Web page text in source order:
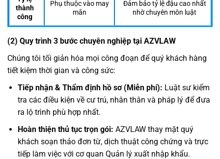
thành
công
Phụ thuộc vào may
mắn
Đảm bảo tỷ lệ đậu cao nhất
nhờ chuyên môn luật
(2) Quy trình 3 bước chuyên nghiệp tại AZVLAW
Chúng tôi tối giản hóa mọi công đoạn để quý khách hàng
tiết kiệm thời gian và công sức:
Tiếp nhận & Thẩm định hồ sơ (Miễn phí): Luật sư kiểm
tra các điều kiện về cư trú, nhân thân và pháp lý để đưa
ra lộ trình phù hợp nhất.
Hoàn thiện thủ tục trọn gói: AZVLAW thay mặt quý
khách soạn thảo đơn từ, dịch thuật công chứng và trực
tiếp làm việc với cơ quan Quản lý xuất nhập khẩu.